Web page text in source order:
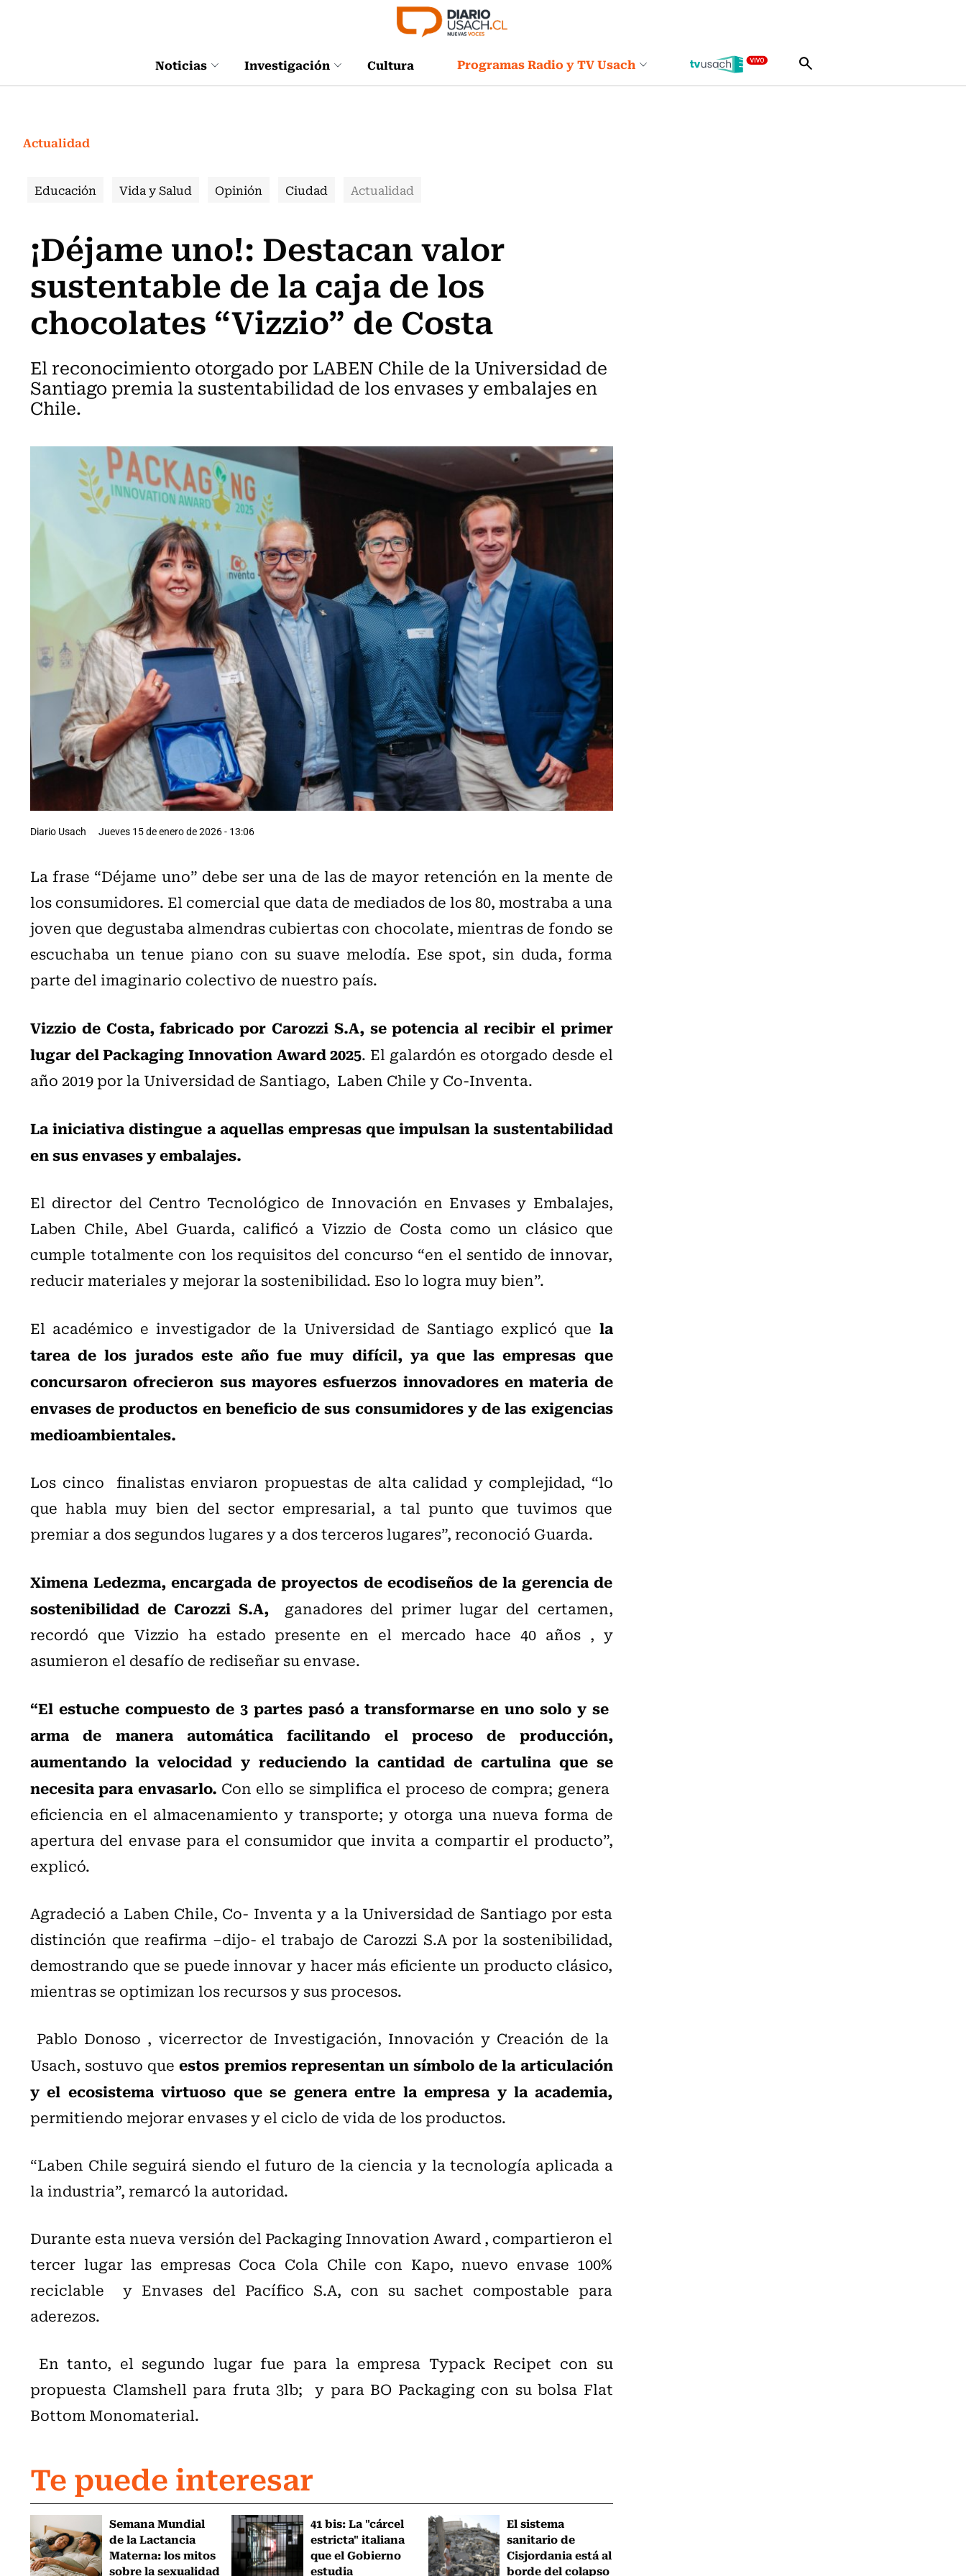
Noticias Investigación Cultura Programas Radio y TV Usach
Actualidad
Educación Vida y Salud Opinión Ciudad Actualidad
¡Déjame uno!: Destacan valor
sustentable de la caja de los
chocolates “Vizzio” de Costa
El reconocimiento otorgado por LABEN Chile de la Universidad de
Santiago premia la sustentabilidad de los envases y embalajes en
Chile.
Diario Usach Jueves 15 de enero de 2026 - 13:06
La frase “Déjame uno” debe ser una de las de mayor retención en la mente de
los consumidores. El comercial que data de mediados de los 80, mostraba a una
joven que degustaba almendras cubiertas con chocolate, mientras de fondo se
escuchaba un tenue piano con su suave melodía. Ese spot, sin duda, forma
parte del imaginario colectivo de nuestro país.
Vizzio de Costa, fabricado por Carozzi S.A, se potencia al recibir el primer
lugar del Packaging Innovation Award 2025. El galardón es otorgado desde el
año 2019 por la Universidad de Santiago, Laben Chile y Co-Inventa.
La iniciativa distingue a aquellas empresas que impulsan la sustentabilidad
en sus envases y embalajes.
El director del Centro Tecnológico de Innovación en Envases y Embalajes,
Laben Chile, Abel Guarda, calificó a Vizzio de Costa como un clásico que
cumple totalmente con los requisitos del concurso “en el sentido de innovar,
reducir materiales y mejorar la sostenibilidad. Eso lo logra muy bien”.
El académico e investigador de la Universidad de Santiago explicó que la
tarea de los jurados este año fue muy difícil, ya que las empresas que
concursaron ofrecieron sus mayores esfuerzos innovadores en materia de
envases de productos en beneficio de sus consumidores y de las exigencias
medioambientales.
Los cinco finalistas enviaron propuestas de alta calidad y complejidad, “lo
que habla muy bien del sector empresarial, a tal punto que tuvimos que
premiar a dos segundos lugares y a dos terceros lugares”, reconoció Guarda.
Ximena Ledezma, encargada de proyectos de ecodiseños de la gerencia de
sostenibilidad de Carozzi S.A, ganadores del primer lugar del certamen,
recordó que Vizzio ha estado presente en el mercado hace 40 años , y
asumieron el desafío de rediseñar su envase.
“El estuche compuesto de 3 partes pasó a transformarse en uno solo y se
arma de manera automática facilitando el proceso de producción,
aumentando la velocidad y reduciendo la cantidad de cartulina que se
necesita para envasarlo. Con ello se simplifica el proceso de compra; genera
eficiencia en el almacenamiento y transporte; y otorga una nueva forma de
apertura del envase para el consumidor que invita a compartir el producto”,
explicó.
Agradeció a Laben Chile, Co- Inventa y a la Universidad de Santiago por esta
distinción que reafirma –dijo- el trabajo de Carozzi S.A por la sostenibilidad,
demostrando que se puede innovar y hacer más eficiente un producto clásico,
mientras se optimizan los recursos y sus procesos.
Pablo Donoso , vicerrector de Investigación, Innovación y Creación de la
Usach, sostuvo queestos premios representan un símbolo de la articulación
y el ecosistema virtuoso que se genera entre la empresa y la academia,
permitiendo mejorar envases y el ciclo de vida de los productos.
“Laben Chile seguirá siendo el futuro de la ciencia y la tecnología aplicada a
la industria”, remarcó la autoridad.
Durante esta nueva versión del Packaging Innovation Award , compartieron el
tercer lugar las empresas Coca Cola Chile con Kapo, nuevo envase 100%
reciclable y Envases del Pacífico S.A, con su sachet compostable para
aderezos.
En tanto, el segundo lugar fue para la empresa Typack Recipet con su
propuesta Clamshell para fruta 3lb; y para BO Packaging con su bolsa Flat
Bottom Monomaterial.
Te puede interesar
Semana Mundial
de la Lactancia
Materna: los mitos
sobre la sexualidad
41 bis: La "cárcel
estricta" italiana
que el Gobierno
estudia
El sistema
sanitario de
Cisjordania está al
borde del colapso